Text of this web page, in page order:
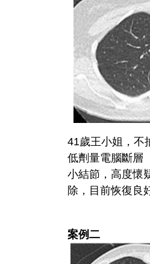
41歲王小姐，不
低劑量電腦斷層
小結節，高度懷
除，目前恢復良
案例二